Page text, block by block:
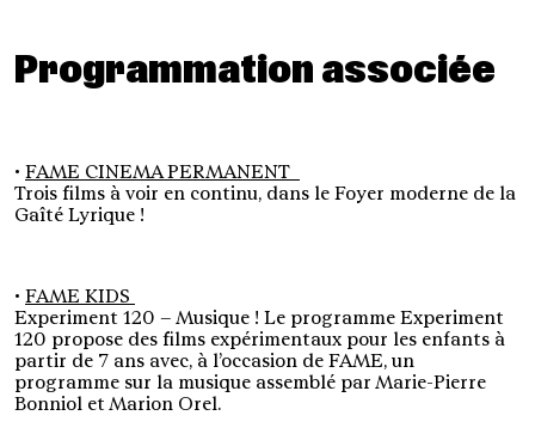
Programmation associée
• FAME CINEMA PERMANENT
Trois films à voir en continu, dans le Foyer moderne de la
Gaîté Lyrique !
• FAME KIDS
Experiment 120 – Musique ! Le programme Experiment
120 propose des films expérimentaux pour les enfants à
partir de 7 ans avec, à l’occasion de FAME, un
programme sur la musique assemblé par Marie-Pierre
Bonniol et Marion Orel.